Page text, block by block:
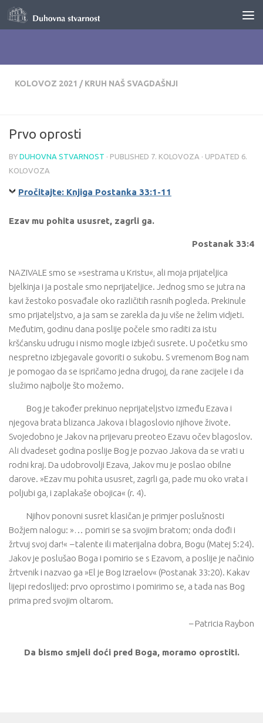
Skip to content
KOLOVOZ 2021 / KRUH NAŠ SVAGDAŠNJI
Prvo oprosti
BY DUHOVNA STVARNOST · PUBLISHED 7. KOLOVOZA · UPDATED 6.
KOLOVOZA
Pročitajte: Knjiga Postanka 33:1-11
Ezav mu pohita ususret, zagrli ga.
Postanak 33:4
NAZIVALE smo se »sestrama u Kristu«, ali moja prijateljica
bjelkinja i ja postale smo neprijateljice. Jednog smo se jutra na
kavi žestoko posvađale oko različitih rasnih pogleda. Prekinule
smo prijateljstvo, a ja sam se zarekla da ju više ne želim vidjeti.
Međutim, godinu dana poslije počele smo raditi za istu
kršćansku udrugu i nismo mogle izbjeći susrete. U početku smo
nespretno izbjegavale govoriti o sukobu. S vremenom Bog nam
je pomogao da se ispričamo jedna drugoj, da rane zacijele i da
služimo najbolje što možemo.
Bog je također prekinuo neprijateljstvo između Ezava i
njegova brata blizanca Jakova i blagoslovio njihove živote.
Svojedobno je Jakov na prijevaru preoteo Ezavu očev blagoslov.
Ali dvadeset godina poslije Bog je pozvao Jakova da se vrati u
rodni kraj. Da udobrovolji Ezava, Jakov mu je poslao obilne
darove. »Ezav mu pohita ususret, zagrli ga, pade mu oko vrata i
poljubi ga, i zaplakaše obojica« (r. 4).
Njihov ponovni susret klasičan je primjer poslušnosti
Božjem nalogu: »… pomiri se sa svojim bratom; onda dođi i
žrtvuj svoj dar!« –talente ili materijalna dobra, Bogu (Matej 5:24).
Jakov je poslušao Boga i pomirio se s Ezavom, a poslije je načinio
žrtvenik i nazvao ga »El je Bog Izraelov« (Postanak 33:20). Kakav
lijepi redoslijed: prvo oprostimo i pomirimo se, a tada nas Bog
prima pred svojim oltarom.
– Patricia Raybon
Da bismo smjeli doći pred Boga, moramo oprostiti.